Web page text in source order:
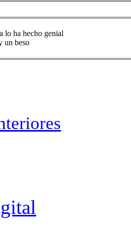
lo ha hecho genial
un beso